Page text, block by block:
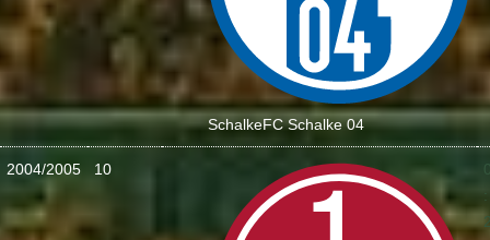
SchalkeFC Schalke 04
2004/2005 10
: